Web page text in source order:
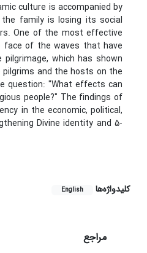
culture is accompanied by
family is losing its social
One of the most effective
of the waves that have
which has shown
and the hosts on the
question: "What effects can
people?" The findings of
in the economic, political,
Divine identity and 5-
کلیدواژه‌ها English
مراجع